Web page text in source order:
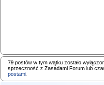
79 postów w tym wątku zostało
sprzeczność z Zasadami Forum lub
postami